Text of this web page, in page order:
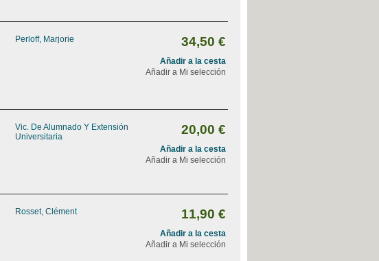
Perloff, Marjorie 34,50 €
Añadir a la cesta
Añadir a Mi selección
Vic. De Alumnado Y Extensión
Universitaria
20,00 €
Añadir a la cesta
Añadir a Mi selección
Rosset, Clément 11,90 €
Añadir a la cesta
Añadir a Mi selección